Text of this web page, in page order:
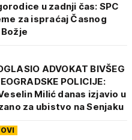
u zadnji čas: SPC
za ispraćaj Časnog
ADVOKAT BIVŠEG
POLICIJE:
Milić danas izjavio u
za ubistvo na Senjaku